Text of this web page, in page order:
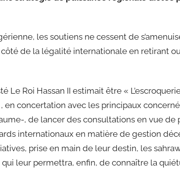
les soutiens ne cessent de
de la légalité internationale en retirant
Le Roi Hassan II estimait être «
concertation avec les principaux
, de lancer des consultations en vue de
internationaux en matière de gestion
prise en main de leur destin, les
leur permettra, enfin, de connaître la